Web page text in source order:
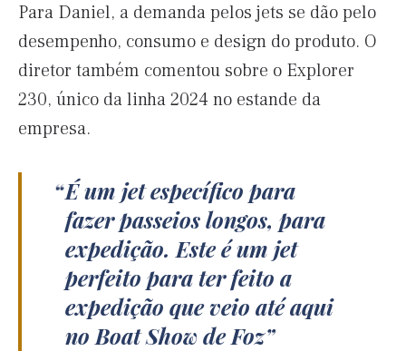
Para Daniel, a demanda pelos jets se dão pelo
desempenho, consumo e design do produto. O
diretor também comentou sobre o Explorer
230, único da linha 2024 no estande da
empresa.
É um jet específico para
fazer passeios longos, para
expedição. Este é um jet
perfeito para ter feito a
expedição que veio até aqui
no Boat Show de Foz